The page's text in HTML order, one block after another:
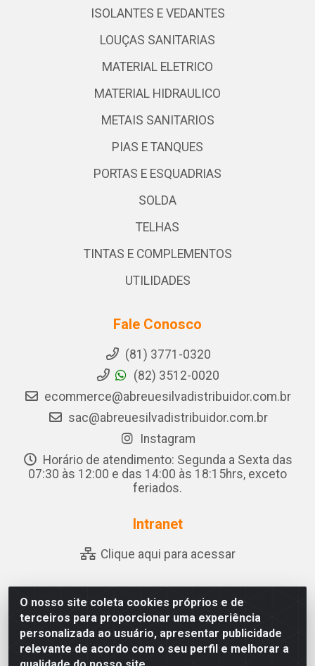
O nosso site coleta cookies próprios e de
terceiros para proporcionar uma experiência
personalizada ao usuário, apresentar publicidade
relevante de acordo com o seu perfil e melhorar a
ISOLANTES E VEDANTES
LOUÇAS SANITARIAS
MATERIAL ELETRICO
MATERIAL HIDRAULICO
METAIS SANITARIOS
PIAS E TANQUES
PORTAS E ESQUADRIAS
SOLDA
TELHAS
TINTAS E COMPLEMENTOS
UTILIDADES
Fale Conosco
(81) 3771-0320
(82) 3512-0020
ecommerce@abreuesilvadistribuidor.com.br
sac@abreuesilvadistribuidor.com.br
Instagram
Horário de atendimento: Segunda a Sexta das
07:30 às 12:00 e das 14:00 às 18:15hrs, exceto
feriados.
Intranet
Clique aqui para acessar
Abreu & Silva - Rua Padre Jose de Souza Leite, 265 -
Ariado, Olho D'Água das Flores/AL - CEP 57.442-000 -
CNPJ 04.790.656/0001-06